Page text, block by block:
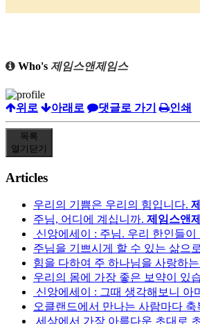
Who's 제임스앤제임스
위로 아래로 댓글로 가기 인쇄
목록
열기 닫기
Articles
우리의 기쁨은 우리의 힘입니다.
주님, 어디에 계십니까. 제임스앤
신앙에세이 : 주님. 우리 한인들
주님을 기쁘시게 할 수 있는 삶으
힘을 다하여 주 하나님을 사랑하
우리의 몸에 가장 좋은 보약이 있
신앙에세이 : 그때 생각해보니 아
오클랜드에서 만나는 사람마다
세상에서 가장 아름다운 초대로